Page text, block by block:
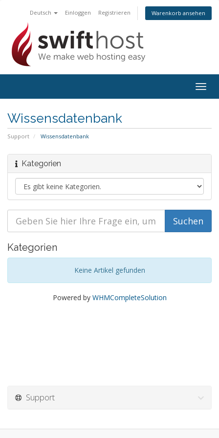
Deutsch Einloggen Registrieren Warenkorb ansehen
Wissensdatenbank
Support Wissensdatenbank
Kategorien
Kategorien
Keine Artikel gefunden
Powered by WHMCompleteSolution
Support